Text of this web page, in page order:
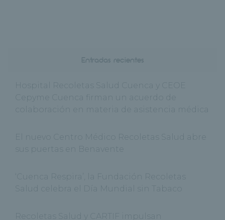
Hospital Recoletas Salud Cuenca y CEOE
Cepyme Cuenca firman un acuerdo de
colaboración en materia de asistencia médica
El nuevo Centro Médico Recoletas Salud abre
sus puertas en Benavente
‘Cuenca Respira’, la Fundación Recoletas
Salud celebra el Día Mundial sin Tabaco
Recoletas Salud y CARTIF impulsan